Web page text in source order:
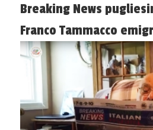
Breaking News
Franco Tammacco